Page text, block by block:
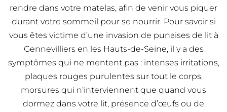
rendre dans votre matelas, afin de venir vous piquer
durant votre sommeil pour se nourrir. Pour savoir si
vous êtes victime d’une invasion de punaises de lit à
Gennevilliers en les Hauts-de-Seine, il y a des
symptômes qui ne mentent pas : intenses irritations,
plaques rouges purulentes sur tout le corps,
morsures qui n’interviennent que quand vous
dormez dans votre lit, présence d’œufs ou de